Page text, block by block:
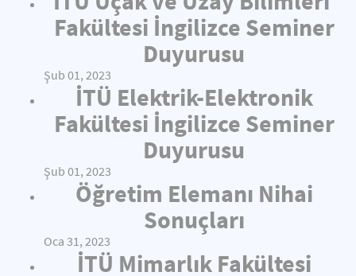
Fakültesi İngilizce Seminer
Duyurusu
Şub 01, 2023
İTÜ Elektrik-Elektronik
Fakültesi İngilizce Seminer
Duyurusu
Şub 01, 2023
Öğretim Elemanı Nihai
Sonuçları
Oca 31, 2023
İTÜ Mimarlık Fakültesi